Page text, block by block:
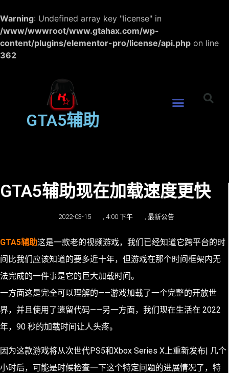
Warning: Undefined array key "license" in
/www/wwwroot/www.gtahax.com/wp-
content/plugins/elementor-pro/license/api.php on line
362
GTA5辅助
GTA5辅助现在加载速度更快
2022-03-15 4:00 下午 最新公告
GTA5辅助这是一款老的视频游戏，我们已经知道它跨平台的时
间比我们应该知道的要多近十年，但游戏在那个时间框架内无
法完成的一件事是它的巨大加载时间。
一方面这是完全可以理解的——游戏加载了一个完整的开放世
界，并且使用了遗留代码——另一方面，我们现在生活在 2022
年，90 秒的加载时间让人头疼。
因为这款游戏将从次世代PS5和Xbox Series X上重新发布| 几个
小时后，可能是时候检查一下这个特定问题的进展情况了，特